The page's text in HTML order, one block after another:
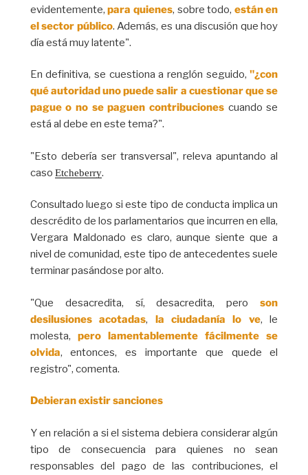
evidentemente,para quienes, sobre todo, están en
el sector público. Además, es una discusión que hoy
día está muy latente".
En definitiva, se cuestiona a renglón seguido, "¿con
qué autoridad uno puede salir a cuestionar que se
pague o no se paguen contribuciones cuando se
está al debe en este tema?".
"Esto debería ser transversal", releva apuntando al
caso Etcheberry.
Consultado luego si este tipo de conducta implica un
descrédito de los parlamentarios que incurren en ella,
Vergara Maldonado es claro, aunque siente que a
nivel de comunidad, este tipo de antecedentes suele
terminar pasándose por alto.
"Que desacredita, sí, desacredita, peroson
desilusiones acotadas, la ciudadanía lo ve, le
molesta, pero lamentablemente fácilmente se
olvida, entonces, es importante que quede el
registro", comenta.
Debieran existir sanciones
Y en relación a si el sistema debiera considerar algún
tipo de consecuencia para quienes no sean
responsables del pago de las contribuciones, el